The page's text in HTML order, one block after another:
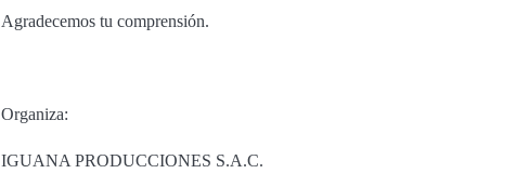
Agradecemos tu comprensión.
Organiza:
IGUANA PRODUCCIONES S.A.C.